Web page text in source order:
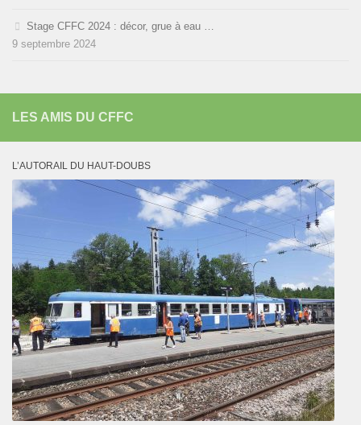
Stage CFFC 2024 : décor, grue à eau …
9 septembre 2024
LES AMIS DU CFFC
L’AUTORAIL DU HAUT-DOUBS